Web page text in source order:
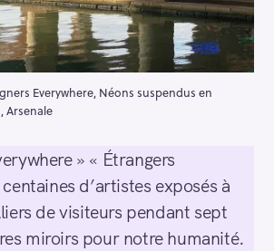
Everywhere, Néons suspendus en
Arsenale
» « Étrangers
d’artistes exposés à
de visiteurs pendant sept
miroirs pour notre humanité.